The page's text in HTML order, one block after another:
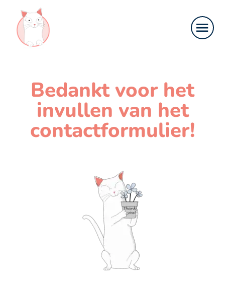
Bedankt voor het
invullen van het
contactformulier!